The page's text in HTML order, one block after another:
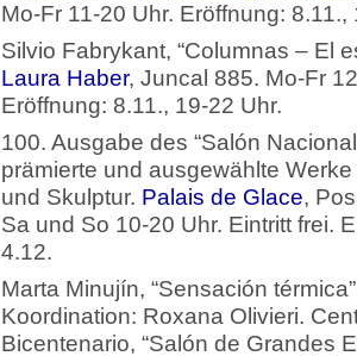
Mo-Fr 11-20 Uhr. Eröffnung: 8.11.,
Silvio Fabrykant, “Columnas – El
Laura Haber, Juncal 885. Mo-Fr
Eröffnung: 8.11., 19-22 Uhr.
100. Ausgabe des “Salón
prämierte und ausgewählte
und Skulptur. Palais de Glace,
Sa und So 10-20 Uhr. Eintritt frei.
4.12.
Marta Minujín, “Sensación
Koordination: Roxana Olivieri.
Bicentenario, “Salón de Grandes